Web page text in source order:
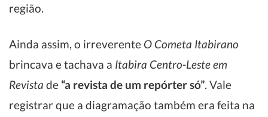
região.
Ainda assim, o irreverente O Cometa Itabirano
brincava e tachava a Itabira Centro-Leste em
Revista de “a revista de um repórter só” . Vale
registrar que a diagramação também era feita na